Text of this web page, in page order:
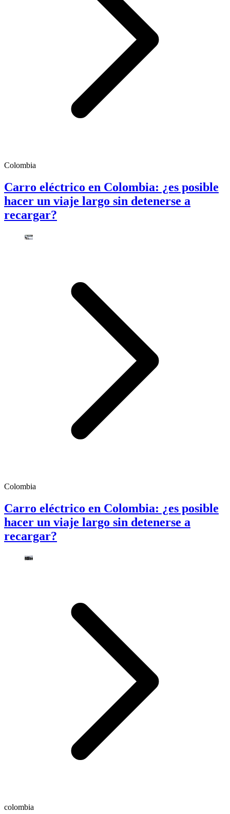
Colombia
Carro eléctrico en Colombia: ¿es posible
hacer un viaje largo sin detenerse a
recargar?
Colombia
Carro eléctrico en Colombia: ¿es posible
hacer un viaje largo sin detenerse a
recargar?
colombia